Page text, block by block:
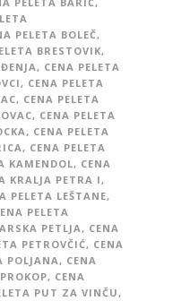
PELETA BOLEČ,
BRESTOVIK,
, CENA PELETA
, CENA PELETA
, CENA PELETA
, CENA PELETA
, CENA PELETA
, CENA PELETA
KAMENDOL, CENA
KRALJA PETRA I,
PELETA LEŠTANE,
PELETA
PETLJA, CENA
PETROVČIĆ, CENA
POLJANA, CENA
, CENA
PUT ZA VINČU,